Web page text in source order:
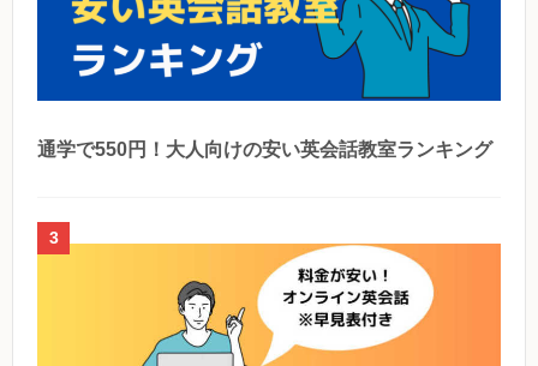
通学で550円！大人向けの安い英会話教室ランキング
3